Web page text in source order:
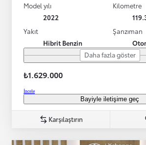
Model yılı
2022
Kilometre
Yakıt
Hibrit Benzin
Şanzıman
Daha fazla göster
₺1.629.000
İncele
Bayiyle iletişime geç
Karşılaştırın